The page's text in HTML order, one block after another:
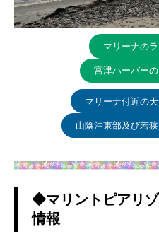
マリーナの
宮津ハーバー
マリーナ付近の
山陰沖東部及び若
◆マリントピアリ
情報